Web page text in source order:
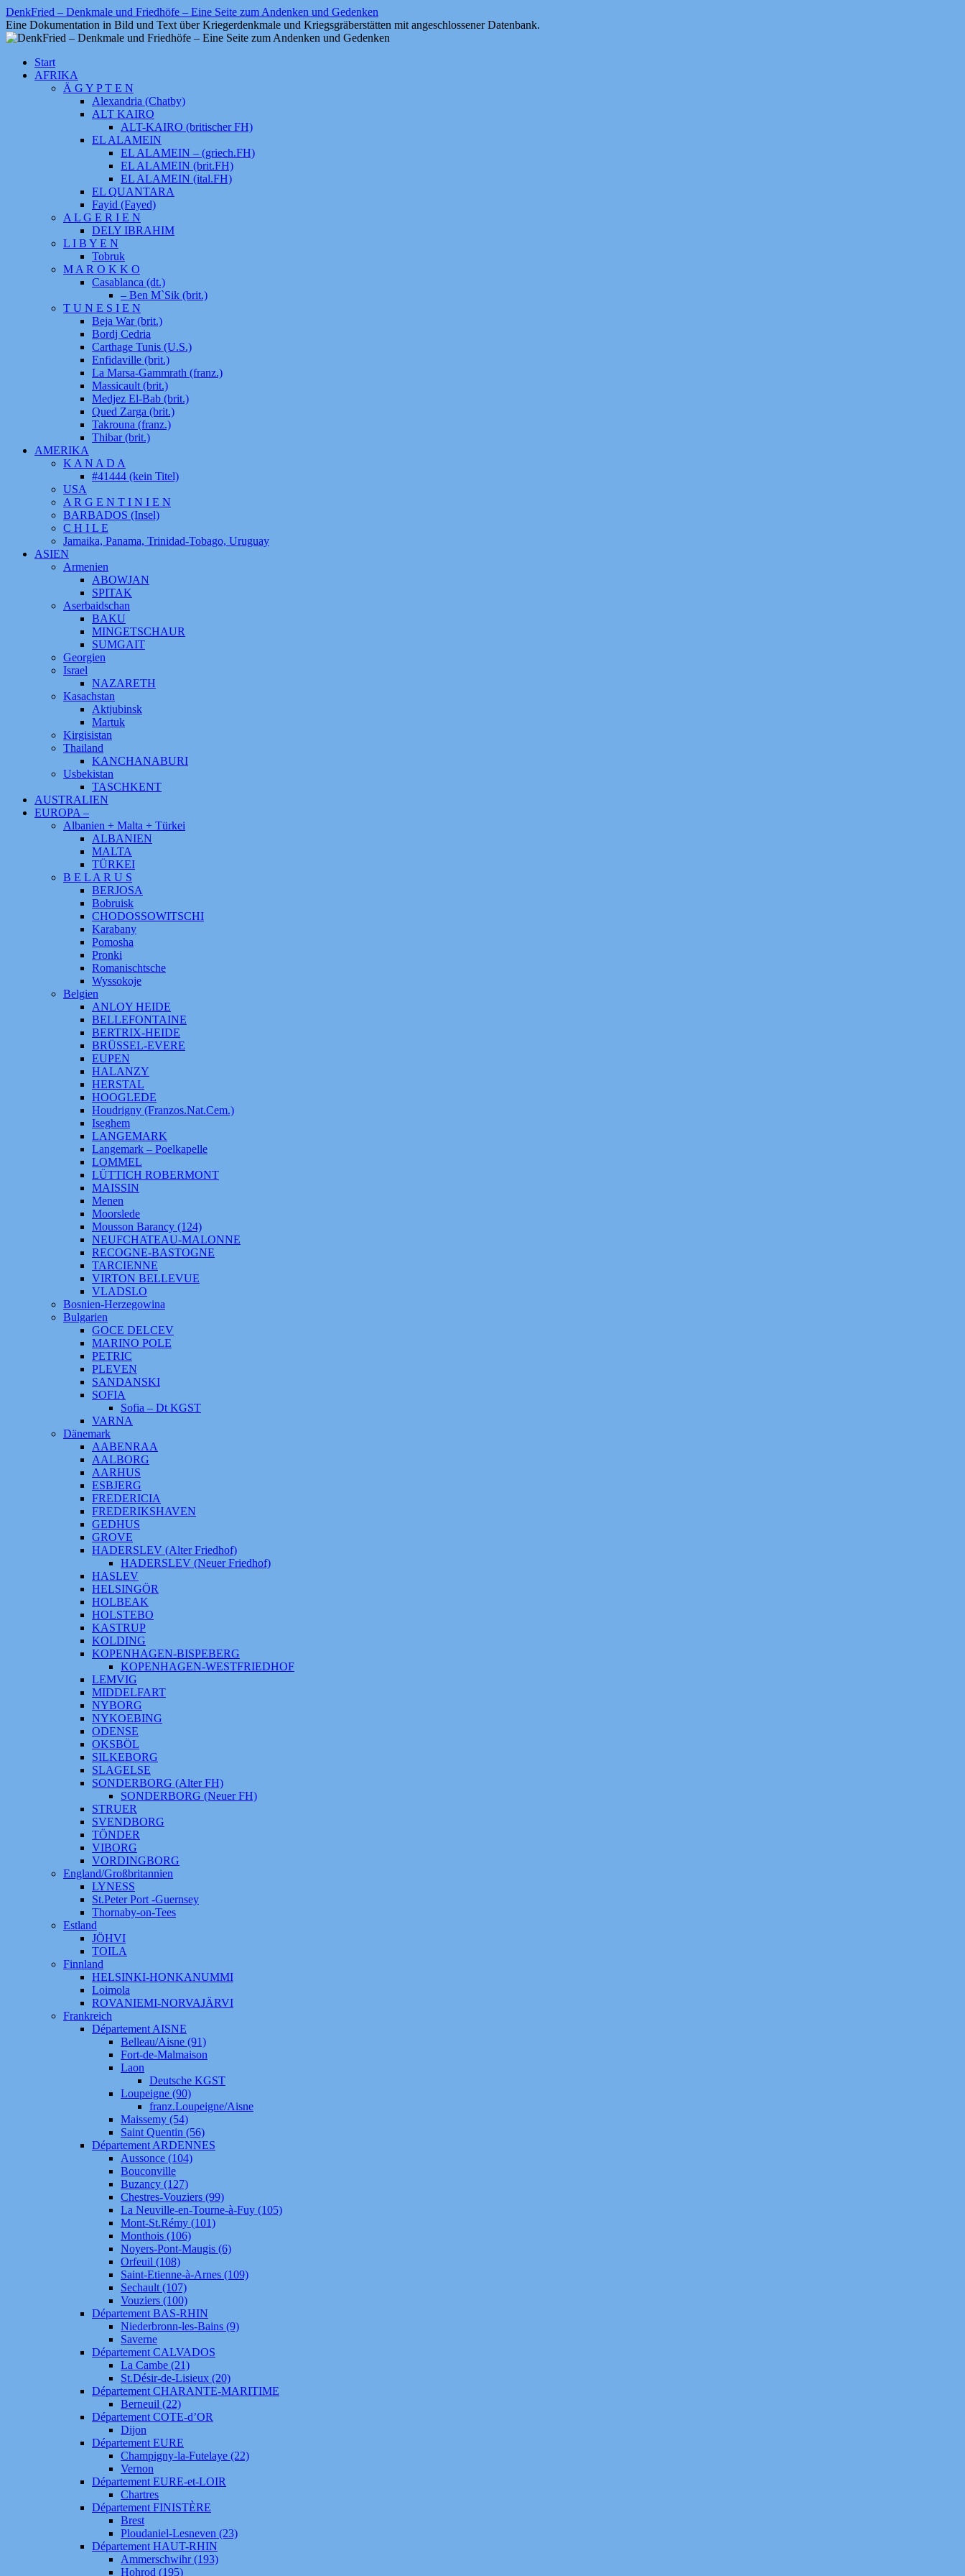
Zum
Inhalt
springen
DenkFried – Denkmale und Friedhöfe – Eine Seite zum Andenken und Gedenken
Eine Dokumentation in Bild und Text über Kriegerdenkmale und Kriegsgräberstätten mit angeschlossener Datenbank.
Start
AFRIKA
Ä G Y P T E N
Alexandria (Chatby)
ALT KAIRO
ALT-KAIRO (britischer FH)
EL ALAMEIN
EL ALAMEIN – (griech.FH)
EL ALAMEIN (brit.FH)
EL ALAMEIN (ital.FH)
EL QUANTARA
Fayid (Fayed)
A L G E R I E N
DELY IBRAHIM
L I B Y E N
Tobruk
M A R O K K O
Casablanca (dt.)
– Ben M`Sik (brit.)
T U N E S I E N
Beja War (brit.)
Bordj Cedria
Carthage Tunis (U.S.)
Enfidaville (brit.)
La Marsa-Gammrath (franz.)
Massicault (brit.)
Medjez El-Bab (brit.)
Qued Zarga (brit.)
Takrouna (franz.)
Thibar (brit.)
AMERIKA
K A N A D A
#41444 (kein Titel)
USA
A R G E N T I N I E N
BARBADOS (Insel)
C H I L E
Jamaika, Panama, Trinidad-Tobago, Uruguay
ASIEN
Armenien
ABOWJAN
SPITAK
Aserbaidschan
BAKU
MINGETSCHAUR
SUMGAIT
Georgien
Israel
NAZARETH
Kasachstan
Aktjubinsk
Martuk
Kirgisistan
Thailand
KANCHANABURI
Usbekistan
TASCHKENT
AUSTRALIEN
EUROPA –
Albanien + Malta + Türkei
ALBANIEN
MALTA
TÜRKEI
B E L A R U S
BERJOSA
Bobruisk
CHODOSSOWITSCHI
Karabany
Pomosha
Pronki
Romanischtsche
Wyssokoje
Belgien
ANLOY HEIDE
BELLEFONTAINE
BERTRIX-HEIDE
BRÜSSEL-EVERE
EUPEN
HALANZY
HERSTAL
HOOGLEDE
Houdrigny (Franzos.Nat.Cem.)
Iseghem
LANGEMARK
Langemark – Poelkapelle
LOMMEL
LÜTTICH ROBERMONT
MAISSIN
Menen
Moorslede
Mousson Barancy (124)
NEUFCHATEAU-MALONNE
RECOGNE-BASTOGNE
TARCIENNE
VIRTON BELLEVUE
VLADSLO
Bosnien-Herzegowina
Bulgarien
GOCE DELCEV
MARINO POLE
PETRIC
PLEVEN
SANDANSKI
SOFIA
Sofia – Dt KGST
VARNA
Dänemark
AABENRAA
AALBORG
AARHUS
ESBJERG
FREDERICIA
FREDERIKSHAVEN
GEDHUS
GROVE
HADERSLEV (Alter Friedhof)
HADERSLEV (Neuer Friedhof)
HASLEV
HELSINGÖR
HOLBEAK
HOLSTEBO
KASTRUP
KOLDING
KOPENHAGEN-BISPEBERG
KOPENHAGEN-WESTFRIEDHOF
LEMVIG
MIDDELFART
NYBORG
NYKOEBING
ODENSE
OKSBÖL
SILKEBORG
SLAGELSE
SONDERBORG (Alter FH)
SONDERBORG (Neuer FH)
STRUER
SVENDBORG
TÖNDER
VIBORG
VORDINGBORG
England/Großbritannien
LYNESS
St.Peter Port -Guernsey
Thornaby-on-Tees
Estland
JÖHVI
TOILA
Finnland
HELSINKI-HONKANUMMI
Loimola
ROVANIEMI-NORVAJÄRVI
Frankreich
Département AISNE
Belleau/Aisne (91)
Fort-de-Malmaison
Laon
Deutsche KGST
Loupeigne (90)
franz.Loupeigne/Aisne
Maissemy (54)
Saint Quentin (56)
Département ARDENNES
Aussonce (104)
Bouconville
Buzancy (127)
Chestres-Vouziers (99)
La Neuville-en-Tourne-à-Fuy (105)
Mont-St.Rémy (101)
Monthois (106)
Noyers-Pont-Maugis (6)
Orfeuil (108)
Saint-Etienne-à-Arnes (109)
Sechault (107)
Vouziers (100)
Département BAS-RHIN
Niederbronn-les-Bains (9)
Saverne
Département CALVADOS
La Cambe (21)
St.Désir-de-Lisieux (20)
Département CHARANTE-MARITIME
Berneuil (22)
Département COTE-d’OR
Dijon
Département EURE
Champigny-la-Futelaye (22)
Vernon
Département EURE-et-LOIR
Chartres
Département FINISTÈRE
Brest
Ploudaniel-Lesneven (23)
Département HAUT-RHIN
Ammerschwihr (193)
Hohrod (195)